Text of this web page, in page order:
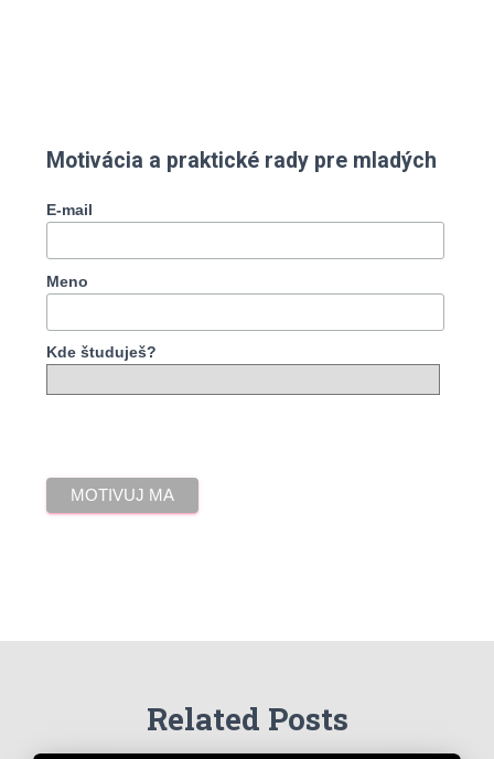
Motivácia a praktické rady pre mladých
E-mail
Meno
Kde študuješ?
Related Posts